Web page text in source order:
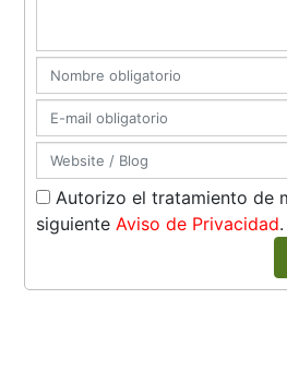
Autorizo el tratamiento de
siguienteAviso de Privacidad.